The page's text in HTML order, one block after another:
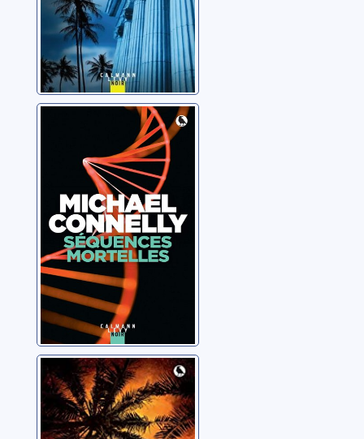
Séquences
Connelly, Michael
Incendie
nocturne
Connelly, Michael